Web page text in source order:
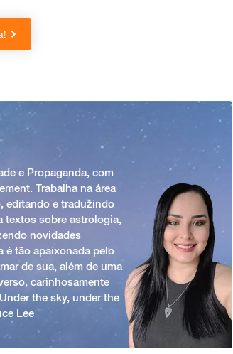
e Propaganda, com
Trabalha na área
editando e traduzindo
textos sobre astrologia,
novidades
é tão apaixonada pelo
de sua, além de uma
carinhosamente
the sky, under the
Lee